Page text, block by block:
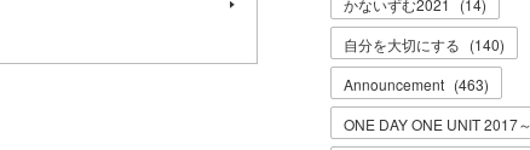
自分を大切にする (140)
Announcement (463)
ONE DAY ONE UNIT 2017～